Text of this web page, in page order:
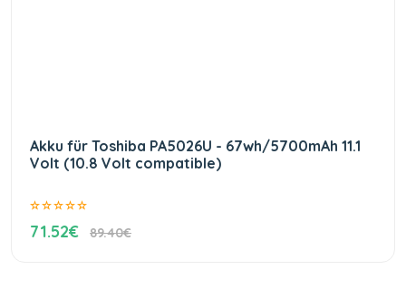
Akku für Toshiba PA5026U - 67wh/5700mAh 11.1
Volt (10.8 Volt compatible)
71.52€ 89.40€